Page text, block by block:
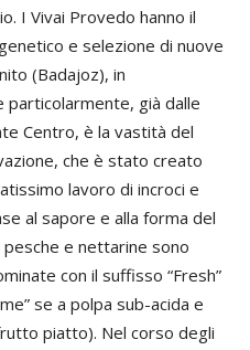
I Vivai Provedo hanno il
e selezione di nuove
(Badajoz), in
particolarmente, già dalle
Centro, è la vastità del
che è stato creato
lavoro di incroci e
al sapore e alla forma del
e nettarine sono
con il suffisso “Fresh”
se a polpa sub-acida e
piatto). Nel corso degli